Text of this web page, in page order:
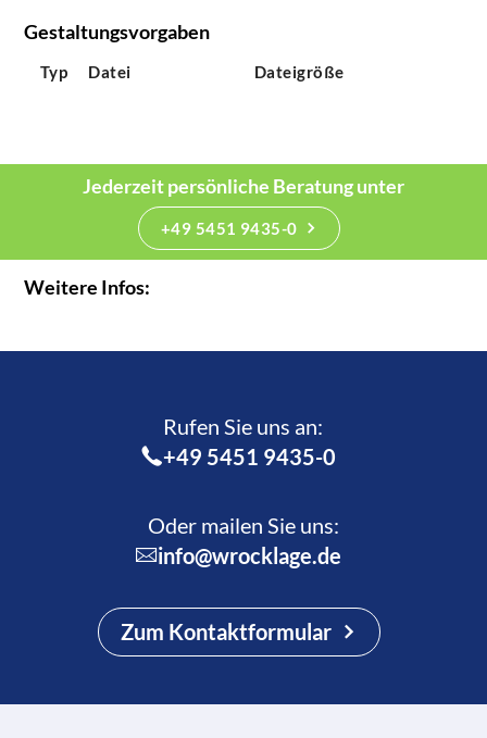
Gestaltungsvorgaben
Typ Datei Dateigröße
Jederzeit persönliche Beratung unter
+49 5451 9435-0
Weitere Infos:
Rufen Sie uns an:­
+49 5451 9435-0
Oder mailen Sie uns:
info@wrocklage.de
Zum Kontaktformular